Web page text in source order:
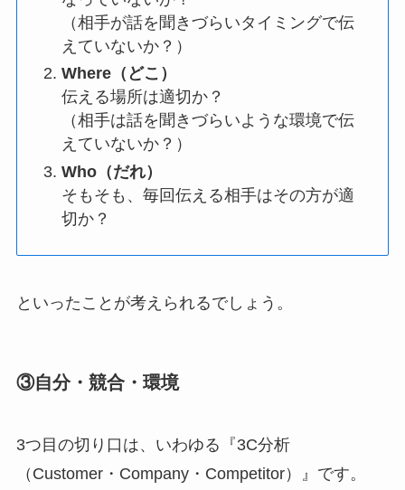
（相手が話を聞きづらいタイミングで伝
えていないか？）
Where（どこ）
伝える場所は適切か？
（相手は話を聞きづらいような環境で伝
えていないか？）
Who（だれ）
そもそも、毎回伝える相手はその方が適
切か？
といったことが考えられるでしょう。
③自分・競合・環境
3つ目の切り口は、いわゆる『3C分析
（Customer・Company・Competitor）』です。